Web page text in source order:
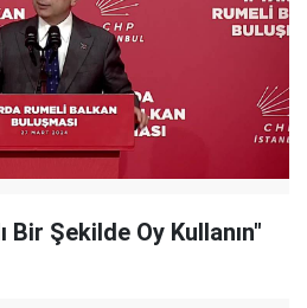
Bir Şekilde Oy Kullanın"